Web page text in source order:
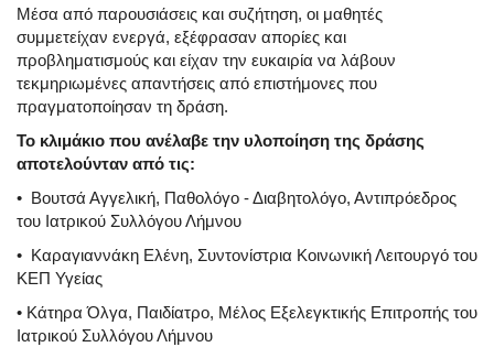
Μέσα από παρουσιάσεις και συζήτηση, οι μαθητές
συμμετείχαν ενεργά, εξέφρασαν απορίες και
προβληματισμούς και είχαν την ευκαιρία να λάβουν
τεκμηριωμένες απαντήσεις από επιστήμονες που
πραγματοποίησαν τη δράση.
Το κλιμάκιο που ανέλαβε την υλοποίηση της δράσης
αποτελούνταν από τις:
• Βουτσά Αγγελική, Παθολόγο - Διαβητολόγο, Αντιπρόεδρος
του Ιατρικού Συλλόγου Λήμνου
• Καραγιαννάκη Ελένη, Συντονίστρια Κοινωνική Λειτουργό του
ΚΕΠ Υγείας
• Κάτηρα Όλγα, Παιδίατρο, Μέλος Εξελεγκτικής Επιτροπής του
Ιατρικού Συλλόγου Λήμνου